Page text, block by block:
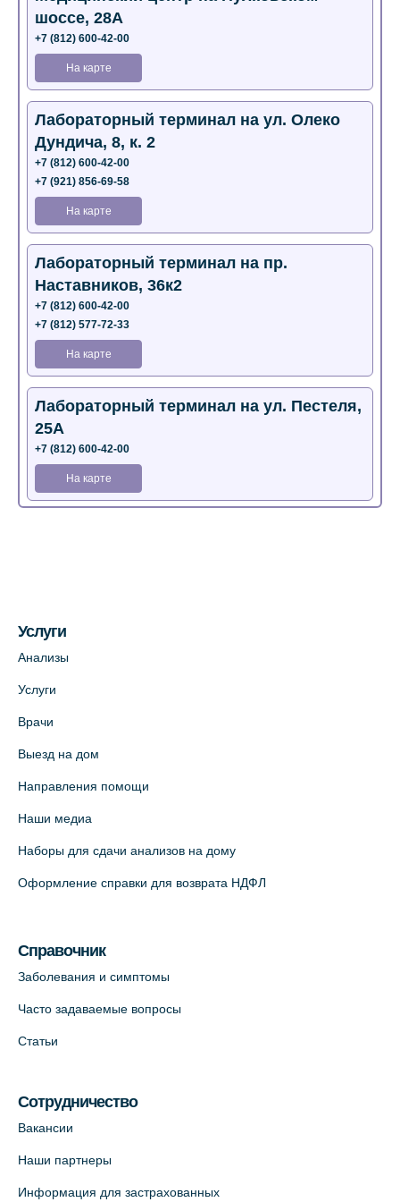
шоссе, 28А
+7 (812) 600-42-00
На карте
Лабораторный терминал на ул. Олеко
Дундича, 8, к. 2
+7 (812) 600-42-00
+7 (921) 856-69-58
На карте
Лабораторный терминал на пр.
Наставников, 36к2
+7 (812) 600-42-00
+7 (812) 577-72-33
На карте
Лабораторный терминал на ул. Пестеля,
25А
+7 (812) 600-42-00
На карте
Медицинский центр на ул. Моисеенко, 5
+7 (812) 660-73-69
+7 (812) 660-73-69
На карте
Красносельское шоссе, 54, к.3
Медицинский центр на Кондратьевском
д.3, В.О. (официальный партнёр)
Услуги
Анализы
Услуги
Врачи
Выезд на дом
Направления помощи
Наши медиа
Наборы для сдачи анализов на дому
Оформление справки для возврата НДФЛ
Справочник
Заболевания и симптомы
Часто задаваемые вопросы
Статьи
Сотрудничество
Вакансии
Наши партнеры
Информация для застрахованных